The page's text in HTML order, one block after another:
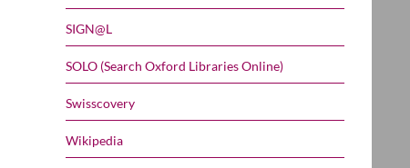
SIGN@L
SOLO (Search Oxford Libraries Online)
Swisscovery
Wikipedia